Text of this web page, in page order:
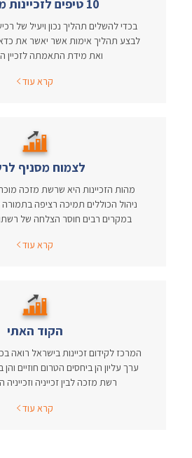
10 טיפים לזכיינות מנצחת
בכדי להשלים תהליך נכון ויעיל של
לבצע תהליך אימות אשר יאשר את
ואת מידת התאמתה לזכיין
קרא עוד
לצמוח מסניף
מהות הזכיינות היא שרשת מזכה
ניהול הכוללים תמיכה רציפה
במקרים רבים חוסר הצלחה של
קרא עוד
הקוד האתי
המרכז לקידום זכיינות בישראל רואה
ערך עליון הן ביחסים הטרום חוזיים
רשת מזכה לבין זכייניה וזכייניה
קרא עוד